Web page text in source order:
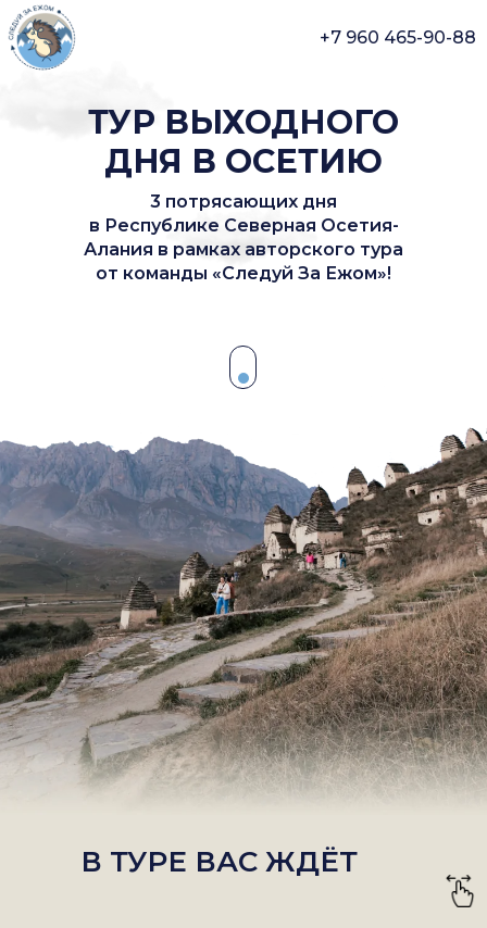
+7 960 465-90-88
ТУР ВЫХОДНОГО
ДНЯ В ОСЕТИЮ
3 потрясающих дня
в Республике Северная Осетия-
Алания в рамках авторского тура
от команды «Следуй За Ежом»!
В ТУРЕ ВАС ЖДЁТ